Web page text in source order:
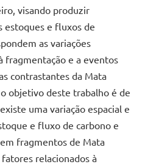
visando produzir
estoques e fluxos de
as variações
fragmentação e a eventos
contrastantes da Mata
objetivo deste trabalho é de
uma variação espacial e
e fluxo de carbono e
fragmentos de Mata
relacionados à